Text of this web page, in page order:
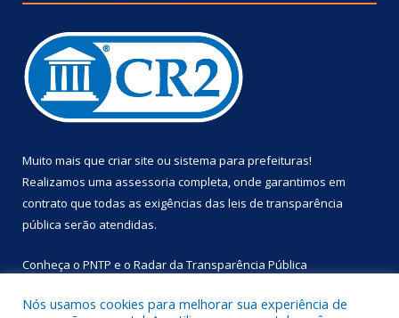
Muito mais que criar site ou sistema para prefeituras!
Realizamos uma assessoria completa, onde garantimos em
contrato que todas as exigências das leis de transparência
pública serão atendidas.
Conheça o PNTP e o Radar da Transparência Pública
Nós usamos cookies para melhorar sua experiência de